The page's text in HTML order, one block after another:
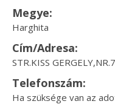
Megye:
Harghita
Cím/Adresa:
STR.KISS
Telefonszám:
Ha szüksége van az